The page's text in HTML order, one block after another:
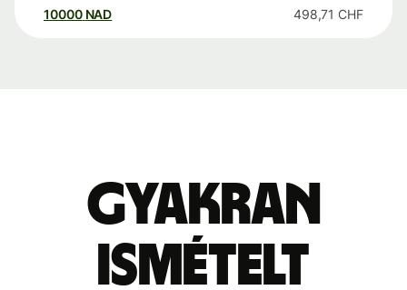
10000 NAD 498,71 CHF
Gyakran
ismételt